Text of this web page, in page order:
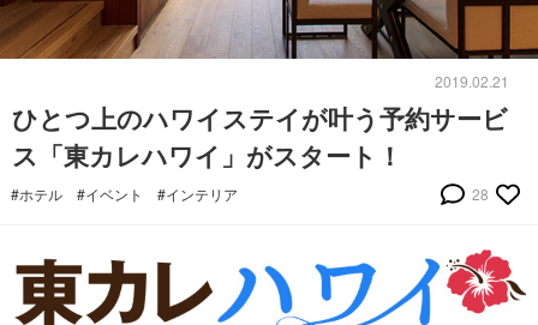
2019.02.21
ひとつ上のハワイステイが叶う予約サービ
ス「東カレハワイ」がスタート！
#ホテル #イベント #インテリア 28